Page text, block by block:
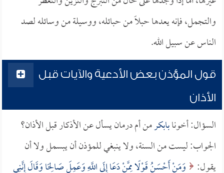
والتجمل، فإنه يعدها حبلاً من حبائله، ووسيلة من وسائله لصد
الناس عن سبيل الله.
قول المؤذن بعض الأدعية والآيات قبل
الأذان
السؤال: أخونابابكرمن أم درمان يسأل عن الأذكار قبل الأذان؟
الجواب: ليست من السنة، ولا ينبغي للمؤذن أن يبسمل ولا أن
يقول:
وَمَنْ أَحْسَنُ قَوْلًا مِمَّنْ دَعَا إِلَى اللَّهِ وَعَمِلَ صَالِحًا وَقَالَ إِنَّنِي